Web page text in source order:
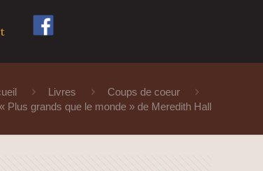
Livres
Coups de coeur
« Plus grands que le monde » de Meredith Hall